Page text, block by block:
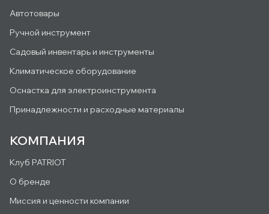
Автотовары
Ручной инструмент
Садовый инвентарь и инструменты
Климатическое оборудование
Оснастка для электроинструмента
Принадлежности и расходные материалы
КОМПАНИЯ
Клуб PATRIOT
О бренде
Миссия и ценности компании